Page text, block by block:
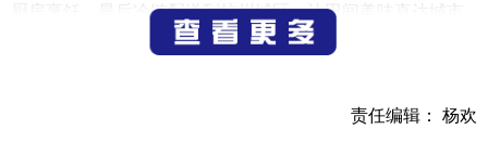
厨房烹饪，最后冷链配送到杭州城区，让田间美味直达城市
责任编辑： 杨欢